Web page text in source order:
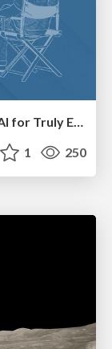
The Director’s Chair: Orchestrating AI for Truly Effective Learning
1 250